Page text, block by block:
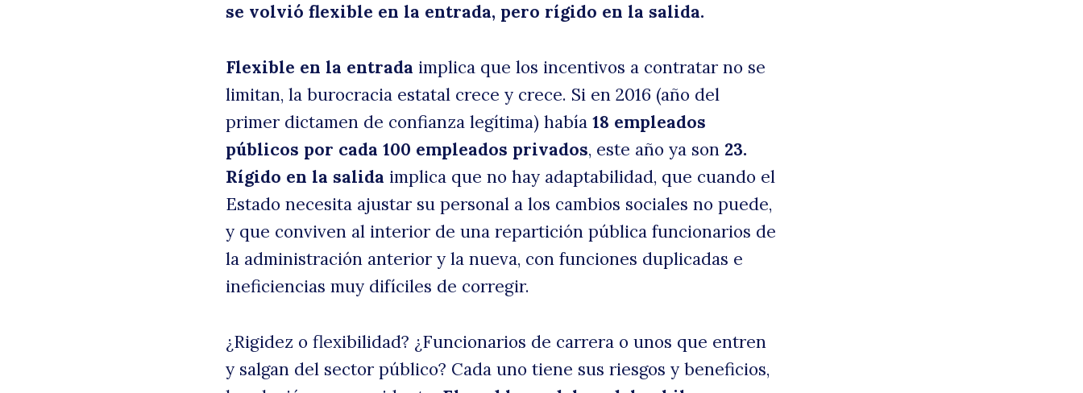
se volvió flexible en la entrada, pero rígido en la salida.
Flexible en la entrada implica que los incentivos a contratar no se
limitan, la burocracia estatal crece y crece. Si en 2016 (año del
primer dictamen de confianza legítima) había 18 empleados
públicos por cada 100 empleados privados, este año ya son 23.
Rígido en la salida implica que no hay adaptabilidad, que cuando el
Estado necesita ajustar su personal a los cambios sociales no puede,
y que conviven al interior de una repartición pública funcionarios de
la administración anterior y la nueva, con funciones duplicadas e
ineficiencias muy difíciles de corregir.
¿Rigidez o flexibilidad? ¿Funcionarios de carrera o unos que entren
y salgan del sector público? Cada uno tiene sus riesgos y beneficios,